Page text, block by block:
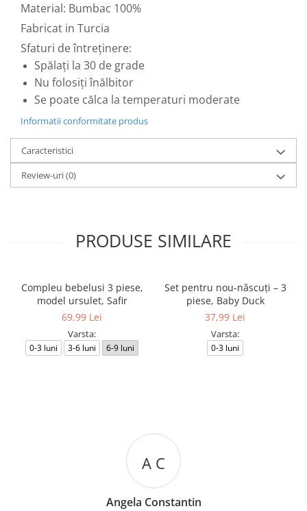
Material: Bumbac 100%
Fabricat in Turcia
Sfaturi de întreținere:
Spălați la 30 de grade
Nu folosiți înălbitor
Se poate călca la temperaturi moderate
Informatii conformitate produs
Caracteristici
Review-uri(0)
PRODUSE SIMILARE
Compleu bebelusi 3 piese,
model ursulet, Safir
69,99 Lei
Varsta:
0-3 luni 3-6 luni 6-9 luni
Set pentru nou-născuți – 3
piese, Baby Duck
37,99 Lei
Varsta:
0-3 luni
A C
Angela Constantin